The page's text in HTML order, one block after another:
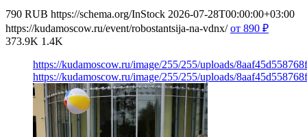
790 RUB https://schema.org/InStock 2026-07-28T00:00:00+03:00
https://kudamoscow.ru/event/robostantsija-na-vdnx/ от 890 ₽
373.9K 1.4K
https://kudamoscow.ru/image/255/255/uploads/
https://kudamoscow.ru/image/255/255/uploads/